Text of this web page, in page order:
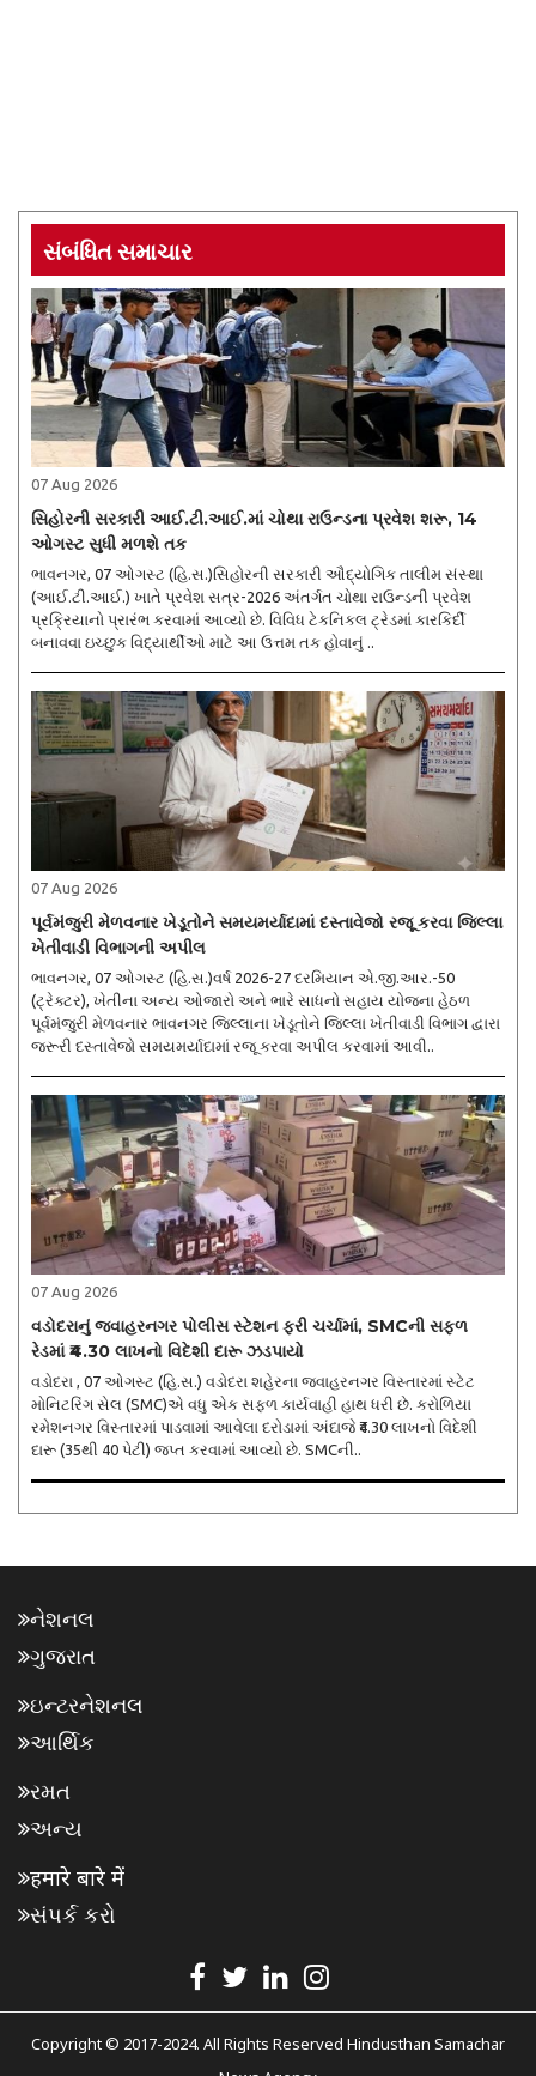
સંબંધિત સમાચાર
07 Aug 2026
સિહોરની સરકારી આઈ.ટી.આઈ.માં ચોથા રાઉન્ડના પ્રવેશ શરૂ, 14
ઓગસ્ટ સુધી મળશે તક
ભાવનગર, 07 ઓગસ્ટ (હિ.સ.)સિહોરની સરકારી ઔદ્યોગિક તાલીમ સંસ્થા
(આઈ.ટી.આઈ.) ખાતે પ્રવેશ સત્ર-2026 અંતર્ગત ચોથા રાઉન્ડની પ્રવેશ
પ્રક્રિયાનો પ્રારંભ કરવામાં આવ્યો છે. વિવિધ ટેકનિકલ ટ્રેડમાં કારકિર્દી
બનાવવા ઇચ્છુક વિદ્યાર્થીઓ માટે આ ઉત્તમ તક હોવાનું ..
07 Aug 2026
પૂર્વમંજુરી મેળવનાર ખેડૂતોને સમયમર્યાદામાં દસ્તાવેજો રજૂ કરવા જિલ્લા
ખેતીવાડી વિભાગની અપીલ
ભાવનગર, 07 ઓગસ્ટ (હિ.સ.)વર્ષ 2026-27 દરમિયાન એ.જી.આર.-50
(ટ્રેક્ટર), ખેતીના અન્ય ઓજારો અને ભારે સાધનો સહાય યોજના હેઠળ
પૂર્વમંજુરી મેળવનાર ભાવનગર જિલ્લાના ખેડૂતોને જિલ્લા ખેતીવાડી વિભાગ દ્વારા
જરૂરી દસ્તાવેજો સમયમર્યાદામાં રજૂ કરવા અપીલ કરવામાં આવી..
07 Aug 2026
વડોદરાનું જવાહરનગર પોલીસ સ્ટેશન ફરી ચર્ચામાં, SMCની સફળ
રેડમાં ₹4.30 લાખનો વિદેશી દારૂ ઝડપાયો
વડોદરા , 07 ઓગસ્ટ (હિ.સ.) વડોદરા શહેરના જવાહરનગર વિસ્તારમાં સ્ટેટ
મોનિટરિંગ સેલ (SMC)એ વધુ એક સફળ કાર્યવાહી હાથ ધરી છે. કરોળિયા
રમેશનગર વિસ્તારમાં પાડવામાં આવેલા દરોડામાં અંદાજે ₹4.30 લાખનો વિદેશી
દારૂ (35થી 40 પેટી) જપ્ત કરવામાં આવ્યો છે. SMCની..
નેશનલ
ગુજરાત
ઇન્ટરનેશનલ
આર્થિક
રમત
અન્ય
हमारे बारे में
સંપર્ક કરો
Copyright © 2017-2024. All Rights Reserved Hindusthan Samachar